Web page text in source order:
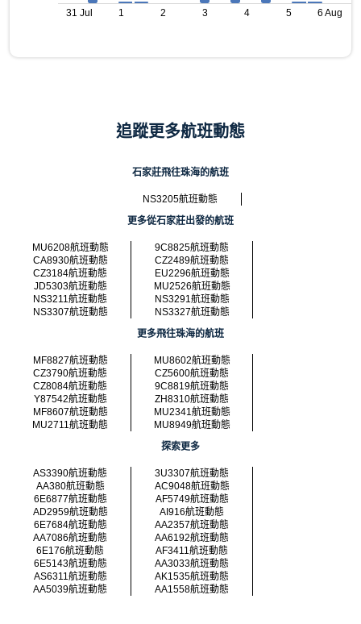
31 Jul 1 2 3 4 5 6 Aug
追蹤更多航班動態
石家莊飛往珠海的航班
NS3205航班動態
更多從石家莊出發的航班
MU6208航班動態
9C8825航班動態
CA8930航班動態
CZ2489航班動態
CZ3184航班動態
EU2296航班動態
JD5303航班動態
MU2526航班動態
NS3211航班動態
NS3291航班動態
NS3307航班動態
NS3327航班動態
更多飛往珠海的航班
MF8827航班動態
MU8602航班動態
CZ3790航班動態
CZ5600航班動態
CZ8084航班動態
9C8819航班動態
Y87542航班動態
ZH8310航班動態
MF8607航班動態
MU2341航班動態
MU2711航班動態
MU8949航班動態
探索更多
AS3390航班動態
3U3307航班動態
AA380航班動態
AC9048航班動態
6E6877航班動態
AF5749航班動態
AD2959航班動態
AI916航班動態
6E7684航班動態
AA2357航班動態
AA7086航班動態
AA6192航班動態
6E176航班動態
AF3411航班動態
6E5143航班動態
AA3033航班動態
AS6311航班動態
AK1535航班動態
AA5039航班動態
AA1558航班動態